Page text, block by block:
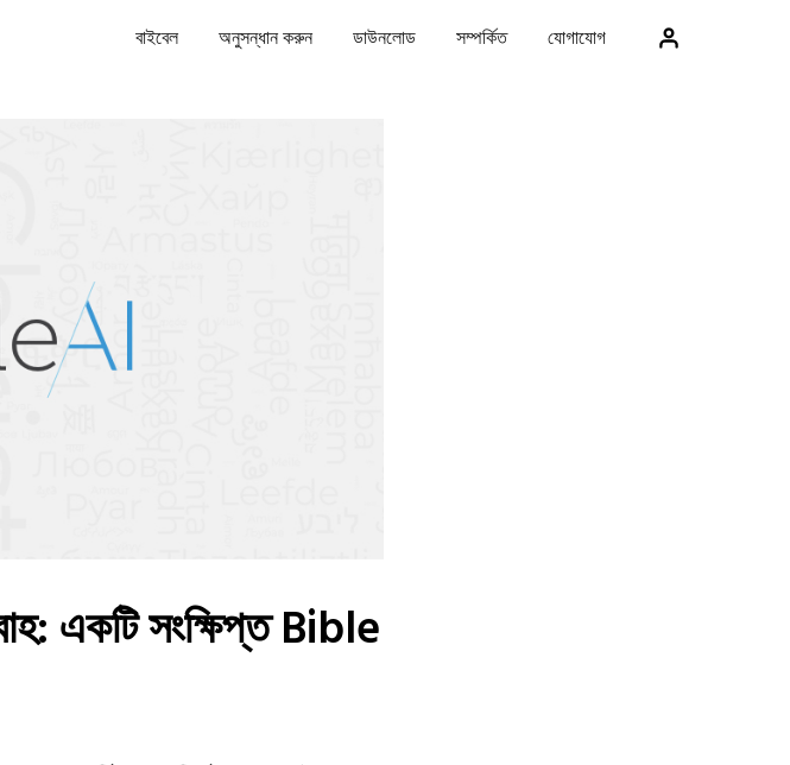
বাইবেল অনুসন্ধান করুন ডাউনলোড সম্পর্কিত যোগাযোগ
একটি সংক্ষিপ্ত Bible